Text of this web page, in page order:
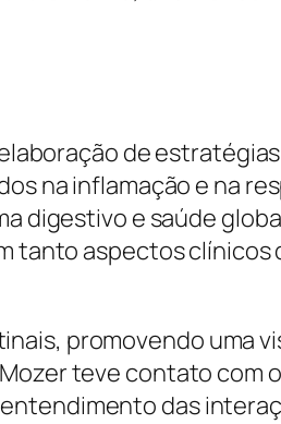
de
na inflamação e na
digestivo e saúde
tanto aspectos
promovendo uma
teve contato com
das